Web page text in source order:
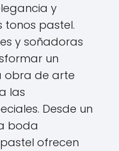
y
tonos pastel.
y soñadoras
un
obra de arte
las
Desde un
boda
ofrecen